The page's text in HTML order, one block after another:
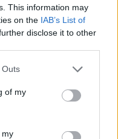
This information may
on the IAB’s List of
disclose it to other
Outs
of my
my